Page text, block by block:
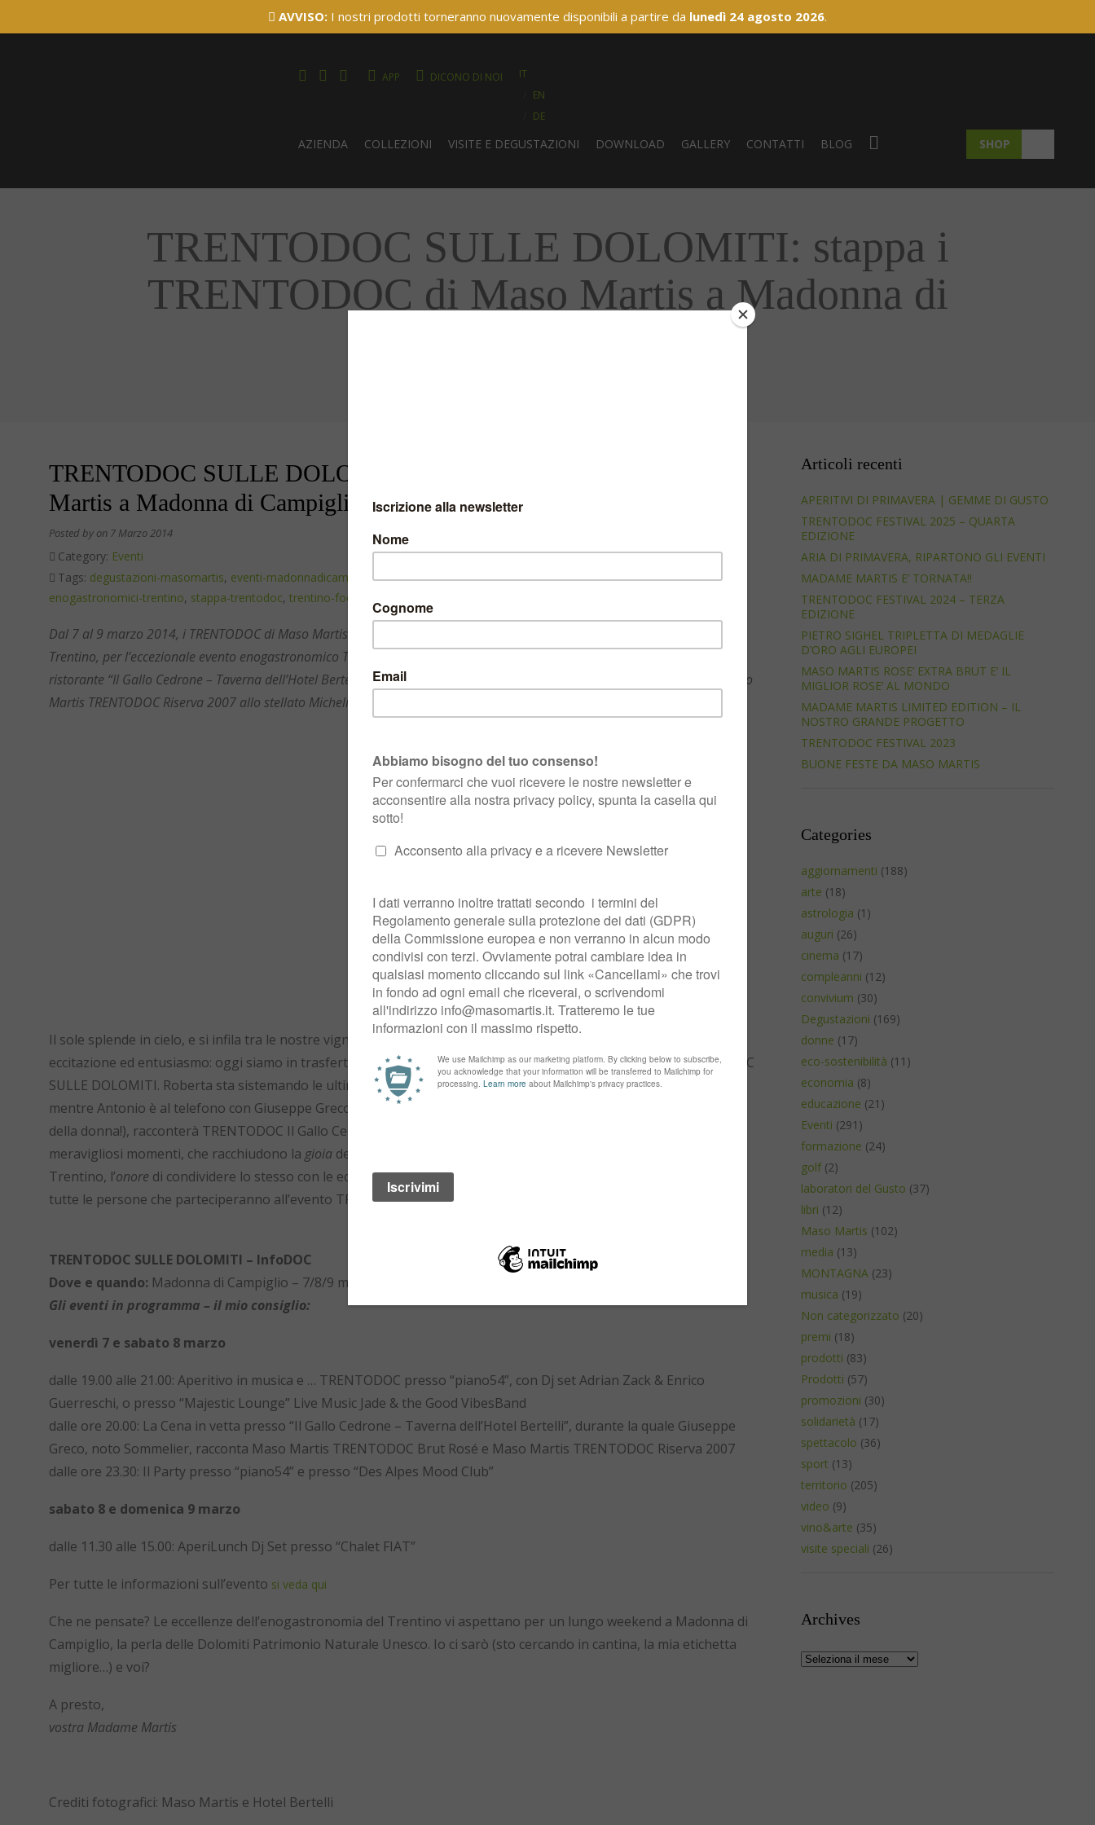
APP DICONO DI NOI
IT
EN
DE
SHOP
AZIENDA COLLEZIONI VISITE E DEGUSTAZIONI DOWNLOAD GALLERY CONTATTI BLOG
TRENTODOC SULLE DOLOMITI: stappa i
TRENTODOC di Maso Martis a Madonna di
TRENTODOC SULLE DOLOMITI: stappa i TRENTODOC di Maso
Martis a Madonna di Campiglio
Posted by on 7 Marzo 2014
Category: Eventi
Tags: degustazioni-masomartis, eventi-madonnadicampiglio,eventi-masomartis,eventi-trentino,eventi-trentodoc,evento-
enogastronomici-trentino, stappa-trentodoc, trentino-food
Dal 7 al 9 marzo 2014, i TRENTODOC di Maso Martis sono in trasferta a Madonna di Campiglio, la perla delle Dolomiti del
Trentino, per l’eccezionale evento enogastronomico TRENTODOC SULLE DOLOMITI. Un rincorrersi di incontri del gusto, dal
ristorante “Il Gallo Cedrone – Taverna dell’Hotel Bertelli”, dove potrete degustare Maso Martis TRENTODOC Brut Rosé e Maso
Martis TRENTODOC Riserva 2007 allo stellato Michelin Dolomieu del D.V. Chalet Boutique Hotel & Spa.
Il sole splende in cielo, e si infila tra le nostre vigne sulle colline di Trento. Nella cantina di Maso Martis si respira
eccitazione ed entusiasmo: oggi siamo in trasferta a Madonna di Campiglio, per partecipare all’evento TRENTODOC
SULLE DOLOMITI. Roberta sta sistemando le ultime bottiglie dei TRENTODOC Brut Rosé e la nostra Riserva 2007,
mentre Antonio è al telefono con Giuseppe Greco, il Sommelier che oggi 7 marzo e domani, 8 marzo 2014 (Festa
della donna!), racconterà TRENTODOC Il Gallo Cedrone – Taverna dell’Hotel Bertelli. Io? Sono spettatrice di questi
meravigliosi momenti, che racchiudono la gioia della famiglia Stelzer di partecipare ad un evento nel nostro
Trentino, l’onore di condividere lo stesso con le eccellenze del nostro territorio e il
tutte le persone che parteciperanno all’evento TRENTODOC SULLE DOLOMITI.
TRENTODOC SULLE DOLOMITI – InfoDOC
Dove e quando: Madonna di Campiglio – 7/8/9 marzo 2014
Gli eventi in programma – il mio consiglio:
venerdì 7 e sabato 8 marzo
dalle 19.00 alle 21.00: Aperitivo in musica e … TRENTODOC presso “piano54”, con Dj set Adrian Zack & Enrico
Guerreschi, o presso “Majestic Lounge” Live Music Jade & the Good VibesBand
dalle ore 20.00: La Cena in vetta presso “Il Gallo Cedrone – Taverna dell’Hotel Bertelli”, durante la quale Giuseppe
Greco, noto Sommelier, racconta Maso Martis TRENTODOC Brut Rosé e Maso Martis TRENTODOC Riserva 2007
dalle ore 23.30: Il Party presso “piano54” e presso “Des Alpes Mood Club”
sabato 8 e domenica 9 marzo
dalle 11.30 alle 15.00: AperiLunch Dj Set presso “Chalet FIAT”
Per tutte le informazioni sull’evento si veda qui
Che ne pensate? Le eccellenze dell’enogastronomia del Trentino vi aspettano per un lungo weekend a Madonna di
Campiglio, la perla delle Dolomiti Patrimonio Naturale Unesco. Io ci sarò (sto cercando in cantina, la mia etichetta
migliore…) e voi?
A presto,
vostra Madame Martis
Crediti fotografici: Maso Martis e Hotel Bertelli
Articoli recenti
APERITIVI DI PRIMAVERA | GEMME DI GUSTO
TRENTODOC FESTIVAL 2025 – QUARTA
EDIZIONE
ARIA DI PRIMAVERA, RIPARTONO GLI EVENTI
MADAME MARTIS E’ TORNATA!!
TRENTODOC FESTIVAL 2024 – TERZA
EDIZIONE
PIETRO SIGHEL TRIPLETTA DI MEDAGLIE
D’ORO AGLI EUROPEI
MASO MARTIS ROSE’ EXTRA BRUT E’ IL
MIGLIOR ROSE’ AL MONDO
MADAME MARTIS LIMITED EDITION – IL
NOSTRO GRANDE PROGETTO
TRENTODOC FESTIVAL 2023
BUONE FESTE DA MASO MARTIS
Categories
aggiornamenti (188)
arte (18)
astrologia (1)
auguri (26)
cinema (17)
compleanni (12)
convivium (30)
Degustazioni (169)
donne (17)
eco-sostenibilità (11)
economia (8)
educazione (21)
Eventi (291)
formazione (24)
golf(2)
laboratori del Gusto (37)
libri (12)
Maso Martis (102)
media (13)
MONTAGNA (23)
musica (19)
Non categorizzato (20)
premi (18)
prodotti (83)
Prodotti (57)
promozioni (30)
solidarietà (17)
spettacolo (36)
sport (13)
territorio (205)
video (9)
vino&arte (35)
visite speciali (26)
Archives
Archives
AVVISO: I nostri prodotti torneranno nuovamente disponibili a partire da lunedì 24 agosto 2026.